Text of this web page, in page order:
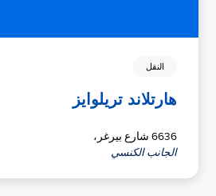
النقل
هارتلاند تريلوايز
6636 شارع بيرغر،
الجانب الكنسي